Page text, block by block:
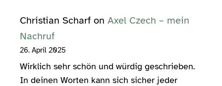
Christian Scharf on Axel Czech – mein
Nachruf
26. April 2025
Wirklich sehr schön und würdig geschrieben.
In deinen Worten kann sich sicher jeder